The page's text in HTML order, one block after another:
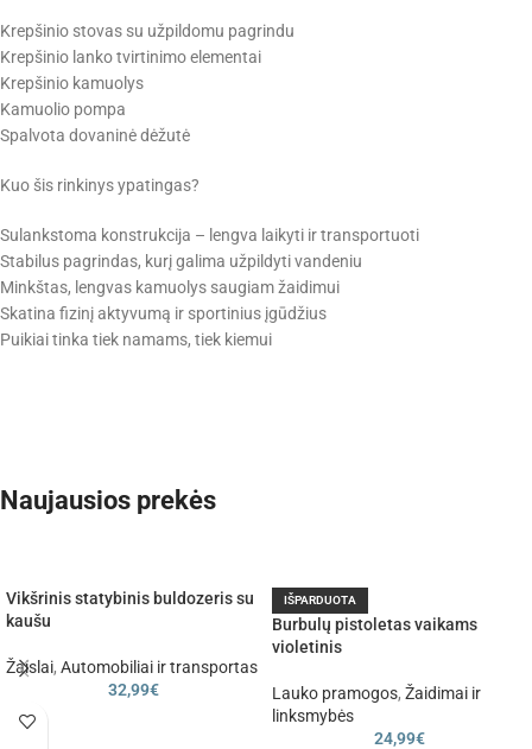
Krepšinio stovas su užpildomu pagrindu
Krepšinio lanko tvirtinimo elementai
Krepšinio kamuolys
Kamuolio pompa
Spalvota dovaninė dėžutė
Kuo šis rinkinys ypatingas?
Sulankstoma konstrukcija – lengva laikyti ir transportuoti
Stabilus pagrindas, kurį galima užpildyti vandeniu
Minkštas, lengvas kamuolys saugiam žaidimui
Skatina fizinį aktyvumą ir sportinius įgūdžius
Puikiai tinka tiek namams, tiek kiemui
Naujausios prekės
Vikšrinis statybinis buldozeris su
kaušu
Žaislai, Automobiliai ir transportas
32,99€
IŠPARDUOTA
Burbulų pistoletas vaikams
violetinis
Lauko pramogos, Žaidimai ir
linksmybės
24,99€